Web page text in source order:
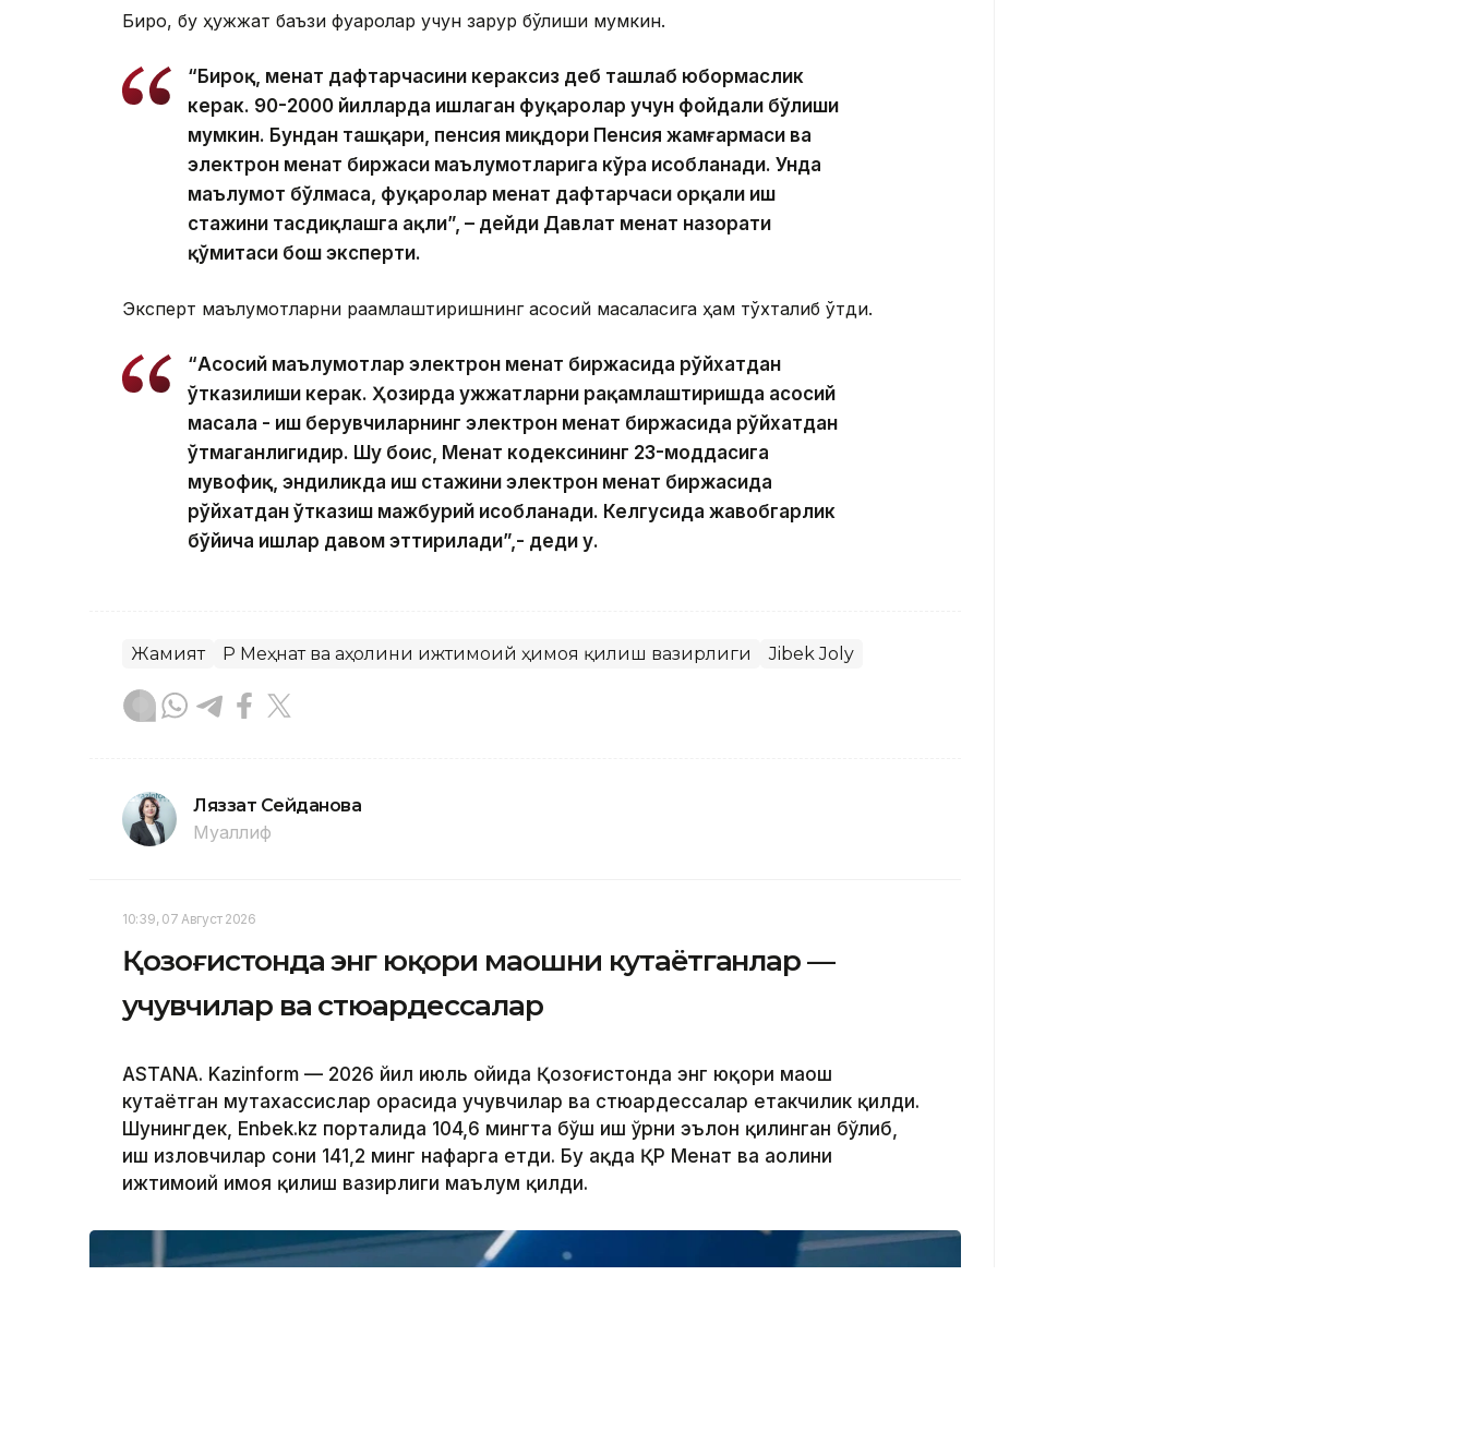
Бироқ, бу ҳужжат баъзи фуқаролар учун зарур бўлиши мумкин.
“Бироқ, меҳнат дафтарчасини кераксиз деб ташлаб юбормаслик
керак. 90-2000 йилларда ишлаган фуқаролар учун фойдали бўлиши
мумкин. Бундан ташқари, пенсия миқдори Пенсия жамғармаси ва
электрон меҳнат биржаси маълумотларига кўра ҳисобланади. Унда
маълумот бўлмаса, фуқаролар меҳнат дафтарчаси орқали иш
стажини тасдиқлашга ҳақли”, – дейди Давлат меҳнат назорати
қўмитаси бош эксперти.
Эксперт маълумотларни рақамлаштиришнинг асосий масаласига ҳам тўхталиб ўтди.
“Асосий маълумотлар электрон меҳнат биржасида рўйхатдан
ўтказилиши керак. Ҳозирда ҳужжатларни рақамлаштиришда асосий
масала - иш берувчиларнинг электрон меҳнат биржасида рўйхатдан
ўтмаганлигидир. Шу боис, Меҳнат кодексининг 23-моддасига
мувофиқ, эндиликда иш стажини электрон меҳнат биржасида
рўйхатдан ўтказиш мажбурий ҳисобланади. Келгусида жавобгарлик
бўйича ишлар давом эттирилади”,- деди у.
Жамият ҚР Меҳнат ва аҳолини ижтимоий ҳимоя қилиш вазирлиги Jibek Joly
Ляззат Сейданова
Муаллиф
10:39, 07 Август 2026
Қозоғистонда энг юқори маошни кутаётганлар —
учувчилар ва стюардессалар
ASTANA. Kazinform — 2026 йил июль ойида Қозоғистонда энг юқори маош
кутаётган мутахассислар орасида учувчилар ва стюардессалар етакчилик қилди.
Шунингдек, Enbek.kz порталида 104,6 мингта бўш иш ўрни эълон қилинган бўлиб,
иш изловчилар сони 141,2 минг нафарга етди. Бу ҳақда ҚР Меҳнат ва аҳолини
ижтимоий ҳимоя қилиш вазирлиги маълум қилди.